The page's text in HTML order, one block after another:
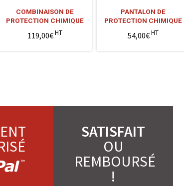
COMBINAISON DE
PROTECTION CHIMIQUE
119,00€HT
PANTALON DE
PROTECTION CHIMIQUE
54,00€HT
SATISFAIT
OU
REMBOURSÉ
!